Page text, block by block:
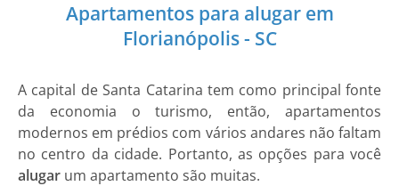
Apartamentos para alugar em
Florianópolis - SC
A capital de Santa Catarina tem como principal fonte
da economia o turismo, então, apartamentos
modernos em prédios com vários andares não faltam
no centro da cidade. Portanto, as opções para você
alugar um apartamento são muitas.